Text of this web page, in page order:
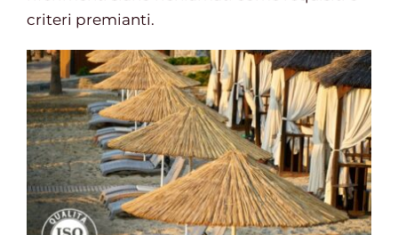
criteri premianti.